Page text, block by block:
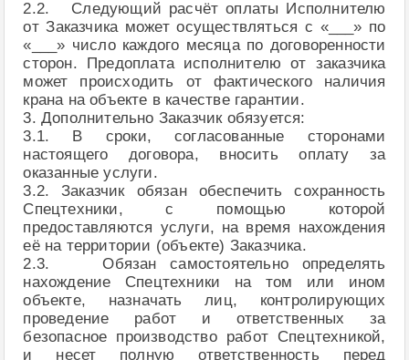
2.2. Следующий расчёт оплаты Исполнителю
от Заказчика может осуществляться с «___» по
«___» число каждого месяца по договоренности
сторон. Предоплата исполнителю от заказчика
может происходить от фактического наличия
крана на объекте в качестве гарантии.
3. Дополнительно Заказчик обязуется:
3.1. В сроки, согласованные сторонами
настоящего договора, вносить оплату за
оказанные услуги.
3.2. Заказчик обязан обеспечить сохранность
Спецтехники, с помощью которой
предоставляются услуги, на время нахождения
её на территории (объекте) Заказчика.
2.3. Обязан самостоятельно определять
нахождение Спецтехники на том или ином
объекте, назначать лиц, контролирующих
проведение работ и ответственных за
безопасное производство работ Спецтехникой,
и несет полную ответственность перед